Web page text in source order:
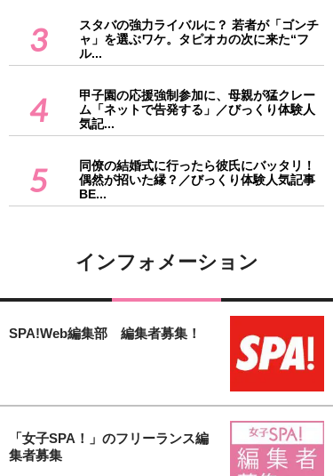
3
スタバの強力ライバルに？ 若者が「ゴンチ
ャ」を選ぶワケ。タピオカの次に来た“フ
ル...
4
甲子園の応援強制参加に、母親が猛クレー
ム「ネットで告発する」／びっくり体験人
気記...
5
同僚の結婚式に行ったら彼氏にバッタリ！
偶然が招いた縁？／びっくり体験人気記事
BE...
インフォメーション
SPA!Web編集部 編集者募集！
「女子SPA！」のフリーランス編
集者募集